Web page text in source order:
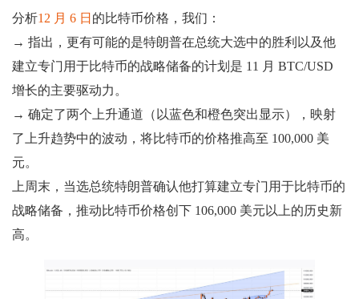
分析12 月 6 日 的比特币价格，我们：
→ 指出，更有可能的是特朗普在总统大选中的胜利以及他
建立专门用于比特币的战略储备的计划是 11 月 BTC/USD
增长的主要驱动力。
→ 确定了两个上升通道（以蓝色和橙色突出显示），映射
了上升趋势中的波动，将比特币的价格推高至 100,000 美
元。
上周末，当选总统特朗普确认他打算建立专门用于比特币的
战略储备，推动比特币价格创下 106,000 美元以上的历史新
高。